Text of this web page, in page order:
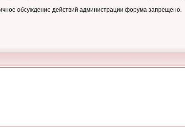
обсуждение действий администрации форума запрещено.